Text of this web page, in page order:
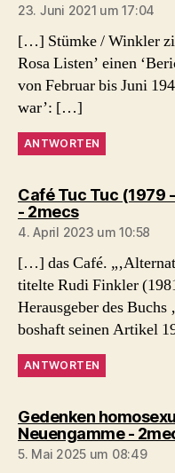
23. Juni 2021 um 17:04
[…] Stümke / Winkler
Rosa Listen’ einen
von Februar bis Juni
war’: […]
ANTWORTEN
Café Tuc Tuc (1979
- 2mecssagt:
4. April 2023 um 10:58
[…] das Café.
titelte Rudi Finkler
Herausgeber des Buchs
boshaft seinen Artikel
ANTWORTEN
Gedenken
Neuengamme -
5. Mai 2025 um 08:49